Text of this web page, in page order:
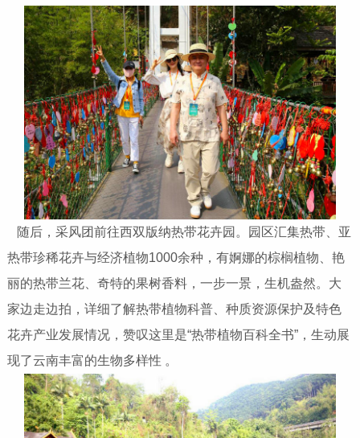
随后，采风团前往西双版纳热带花卉园。园区汇集热带、亚
热带珍稀花卉与经济植物1000余种，有婀娜的棕榈植物、艳
丽的热带兰花、奇特的果树香料，一步一景，生机盎然。大
家边走边拍，详细了解热带植物科普、种质资源保护及特色
花卉产业发展情况，赞叹这里是“热带植物百科全书”，生动展
现了云南丰富的生物多样性 。